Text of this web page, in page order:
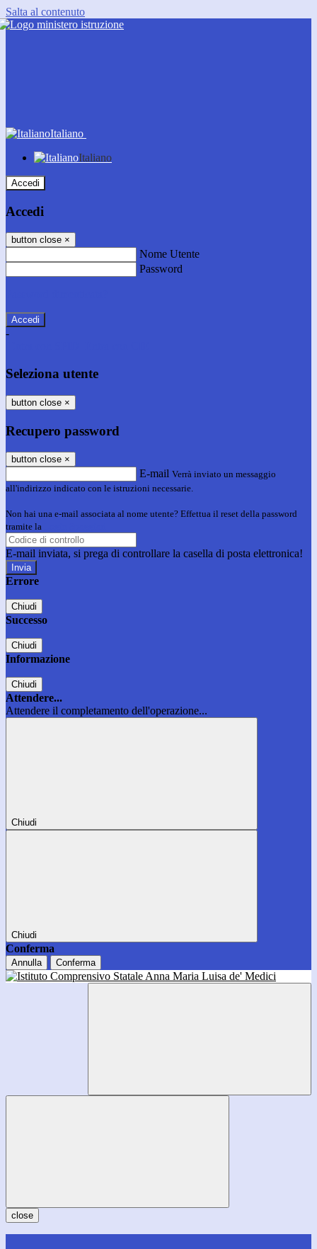
Salta al contenuto
Italiano
Italiano
Accedi
Accedi
button close ×
Nome Utente
Password
-
Seleziona utente
button close ×
Recupero password
button close ×
E-mail Verrà inviato un messaggio
all'indirizzo indicato con le istruzioni necessarie.
Non hai una e-mail associata al nome utente? Effettua il reset della password
tramite la
E-mail inviata, si prega di controllare la casella di posta elettronica!
Errore
Chiudi
Successo
Chiudi
Informazione
Chiudi
Attendere...
Attendere il completamento dell'operazione...
Chiudi
Chiudi
Conferma
Annulla Conferma
close